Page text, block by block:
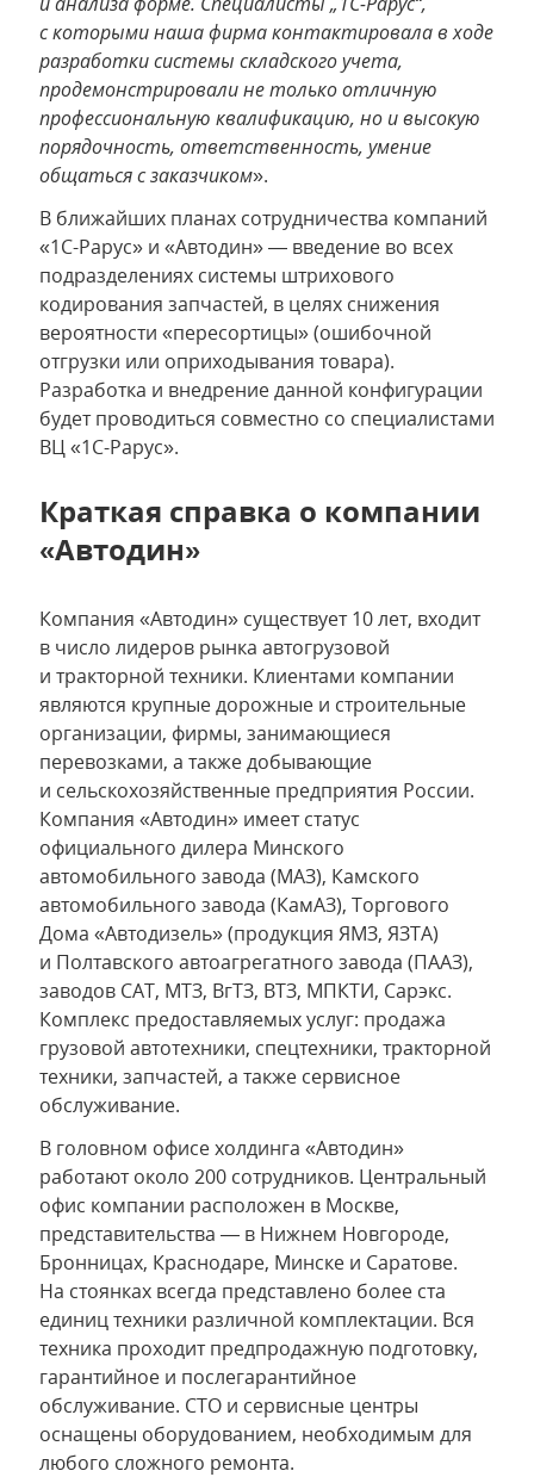
с которыми наша фирма контактировала в ходе
разработки системы складского учета,
продемонстрировали не только отличную
профессиональную квалификацию, но и высокую
порядочность, ответственность, умение
общаться с заказчиком».
В ближайших планах сотрудничества компаний
«1С-Рарус» и «Автодин» — введение во всех
подразделениях системы штрихового
кодирования запчастей, в целях снижения
вероятности «пересортицы» (ошибочной
отгрузки или оприходывания товара).
Разработка и внедрение данной конфигурации
будет проводиться совместно со специалистами
ВЦ «1С-Рарус».
Краткая справка о компании
«Автодин»
Компания «Автодин» существует 10 лет, входит
в число лидеров рынка автогрузовой
и тракторной техники. Клиентами компании
являются крупные дорожные и строительные
организации, фирмы, занимающиеся
перевозками, а также добывающие
и сельскохозяйственные предприятия России.
Компания «Автодин» имеет статус
официального дилера Минского
автомобильного завода (МАЗ), Камского
автомобильного завода (КамАЗ), Торгового
Дома «Автодизель» (продукция ЯМЗ, ЯЗТА)
и Полтавского автоагрегатного завода (ПААЗ),
заводов САТ, МТЗ, ВгТЗ, ВТЗ, МПКТИ, Сарэкс.
Комплекс предоставляемых услуг: продажа
грузовой автотехники, спецтехники, тракторной
техники, запчастей, а также сервисное
обслуживание.
В головном офисе холдинга «Автодин»
работают около 200 сотрудников. Центральный
офис компании расположен в Москве,
представительства — в Нижнем Новгороде,
Бронницах, Краснодаре, Минске и Саратове.
На стоянках всегда представлено более ста
единиц техники различной комплектации. Вся
техника проходит предпродажную подготовку,
гарантийное и послегарантийное
обслуживание. СТО и сервисные центры
оснащены оборудованием, необходимым для
любого сложного ремонта.